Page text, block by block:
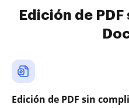
Edición de
Edición de PDF sin